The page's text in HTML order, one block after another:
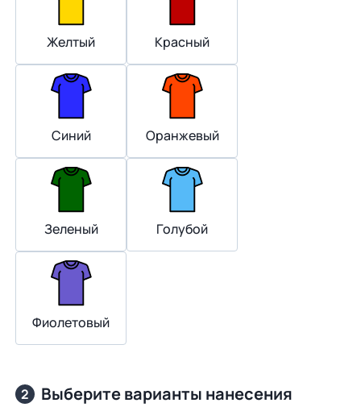
Желтый Красный
Синий Оранжевый
Зеленый Голубой
Фиолетовый
2 Выберите варианты нанесения